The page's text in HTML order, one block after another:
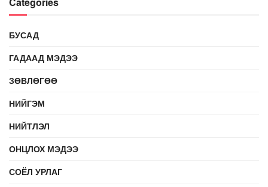
БУСАД
ГАДААД МЭДЭЭ
ЗӨВЛӨГӨӨ
НИЙГЭМ
НИЙТЛЭЛ
ОНЦЛОХ МЭДЭЭ
СОЁЛ УРЛАГ